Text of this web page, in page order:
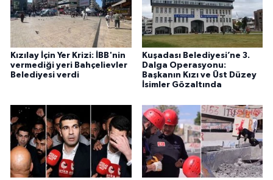
Kızılay İçin Yer Krizi: İBB'nin
vermediği yeri Bahçelievler
Belediyesi verdi
Kuşadası Belediyesi’ne 3.
Dalga Operasyonu:
Başkanın Kızı ve Üst Düzey
İsimler Gözaltında